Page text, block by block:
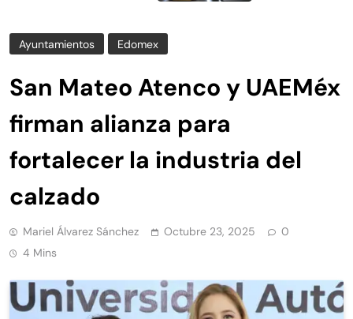
Ayuntamientos Edomex
San Mateo Atenco y UAEMéx
firman alianza para
fortalecer la industria del
calzado
Mariel Álvarez Sánchez Octubre 23, 2025
0
4 Mins